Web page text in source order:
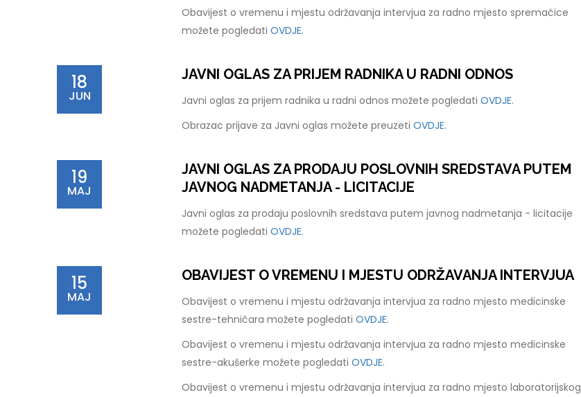
Obavijest o vremenu i mjestu održavanja intervjua za radno mjesto spremačice
možete pogledati OVDJE.
18
JUN
JAVNI OGLAS ZA PRIJEM RADNIKA U RADNI ODNOS
Javni oglas za prijem radnika u radni odnos možete pogledati OVDJE.
Obrazac prijave za Javni oglas možete preuzeti OVDJE.
19
MAJ
JAVNI OGLAS ZA PRODAJU POSLOVNIH SREDSTAVA PUTEM
JAVNOG NADMETANJA - LICITACIJE
Javni oglas za prodaju poslovnih sredstava putem javnog nadmetanja - licitacije
možete pogledati OVDJE.
15
MAJ
OBAVIJEST O VREMENU I MJESTU ODRŽAVANJA INTERVJUA
Obavijest o vremenu i mjestu održavanja intervjua za radno mjesto medicinske
sestre-tehničara možete pogledati OVDJE.
Obavijest o vremenu i mjestu održavanja intervjua za radno mjesto medicinske
sestre-akušerke možete pogledati OVDJE.
Obavijest o vremenu i mjestu održavanja intervjua za radno mjesto laboratorijskog